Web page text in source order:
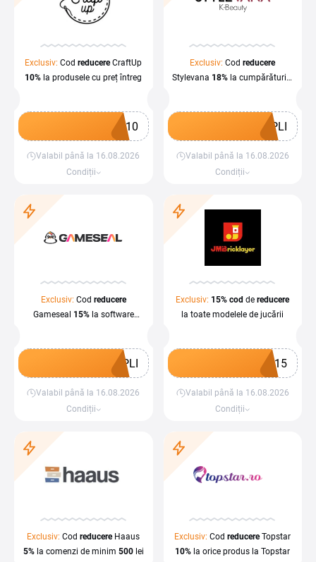
Exclusiv:CodreducereCraftUp
10% la produsele cu preț întreg
Obține un cupon
I10
Valabil până la 16.08.2026
Condiții
Exclusiv:Codreducere
Stylevana 18% la cumpărăturile
Obține un cupon
PLI
Valabil până la 16.08.2026
Condiții
Exclusiv: Cod reducere
Gameseal 15%la software
Obține un cupon
PLI
Valabil până la 16.08.2026
Condiții
Exclusiv: 15% cod dereducere
la toate modelele de jucării
Obține un cupon
B15
Valabil până la 16.08.2026
Condiții
Exclusiv:CodreducereHaaus
5%la comenzi de minim 500 lei
Exclusiv:CodreducereTopstar
10% la orice produs la Topstar